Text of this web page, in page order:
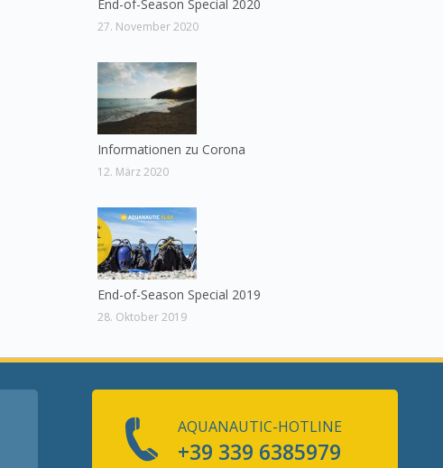
End-of-Season Special 2020
27. November 2020
Informationen zu Corona
12. März 2020
End-of-Season Special 2019
28. Oktober 2019
AQUANAUTIC-HOTLINE
+39 339 6385979